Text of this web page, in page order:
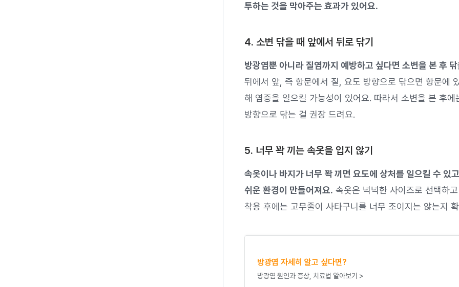
투하는 것을 막아주는 효과가 있어요.
4. 소변 닦을 때 앞에서 뒤로 닦기
방광염뿐 아니라 질염까지 예방하고 싶다면 소변을 본 후
뒤에서 앞, 즉 항문에서 질, 요도 방향으로 닦으면 항문에
해 염증을 일으킬 가능성이 있어요. 따라서 소변을 본 후
방향으로 닦는 걸 권장 드려요.
5. 너무 꽉 끼는 속옷을 입지 않기
속옷이나 바지가 너무 꽉 끼면 요도에 상처를 일으킬 수 있
쉬운 환경이 만들어져요. 속옷은 넉넉한 사이즈로 선택하
착용 후에는 고무줄이 사타구니를 너무 조이지는 않는지
방광염 자세히 알고 싶다면?
방광염 원인과 증상, 치료법 알아보기 >